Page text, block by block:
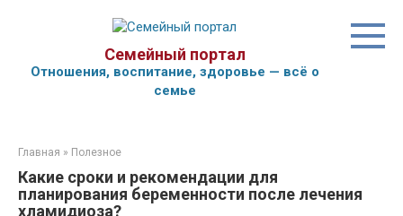
Семейный портал
Отношения, воспитание, здоровье — всё о
семье
Главная » Полезное
Какие сроки и рекомендации для
планирования беременности после лечения
хламидиоза?